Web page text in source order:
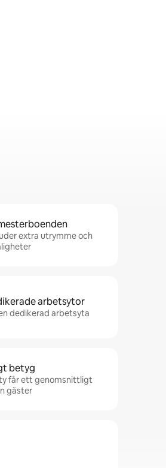
extra utrymme och
arbetsytor
dedikerad arbetsyta
betyg
får ett genomsnittligt
gäster